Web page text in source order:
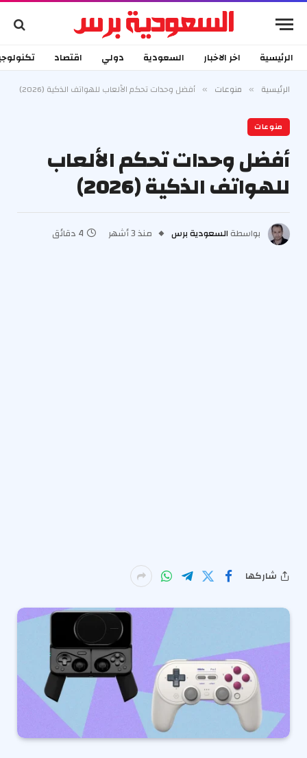
الرئيسية اخر الاخبار السعودية دولي اقتصاد
الرئيسية » منوعات » أفضل وحدات تحكم الألعاب للهواتف الذكية (2026)
منوعات
أفضل وحدات تحكم الألعاب
للهواتف الذكية (2026)
بواسطة السعودية برس منذ 3 أشهر 4 دقائق
شاركها